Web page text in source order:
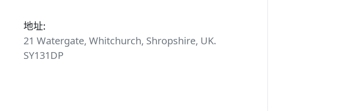
地址:
21 Watergate, Whitchurch, Shropshire, UK.
SY131DP